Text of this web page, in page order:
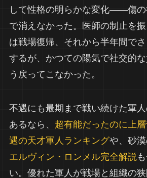
して性格の明らかな変化——傷の
で消えなかった。医師の制止を
は戦場復帰、それから半年間で
するが、かつての陽気で社交的
う戻ってこなかった。
不遇にも最期まで戦い続けた軍
あるなら、 超有能だったのに上
遇の天才軍人ランキングや、砂
エルヴィン・ロンメル完全解説
い。優れた軍人が戦場と組織の